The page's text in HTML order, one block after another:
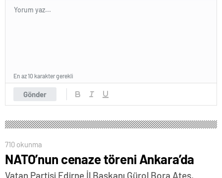
Gönder
En az 10 karakter gerekli
710 okunma
NATO’nun cenaze töreni Ankara’da
Vatan Partisi Edirne İl Başkanı Gürol Bora Ateş,